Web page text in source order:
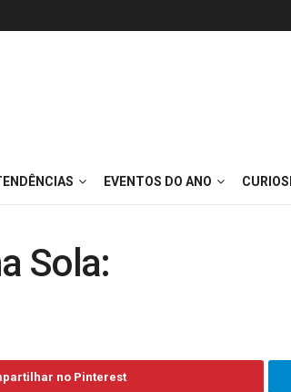
EVENTOS DO ANO
Sola:
no Pinterest